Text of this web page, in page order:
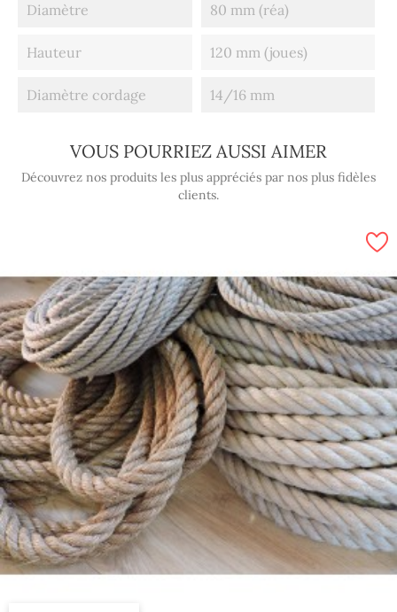
Diamètre 80 mm (réa)
Hauteur 120 mm (joues)
Diamètre cordage 14/16 mm
VOUS POURRIEZ AUSSI AIMER
Découvrez nos produits les plus appréciés par nos plus fidèles
clients.